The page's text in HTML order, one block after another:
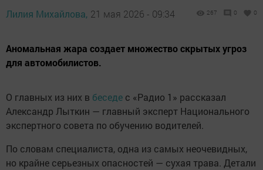
Лилия Михайлова, 21 мая 2026 - 09:34 267 0 0
Аномальная жара создает множество скрытых угроз
для автомобилистов.
О главных из них в беседе с «Радио 1» рассказал
Александр Лыткин — главный эксперт Национального
экспертного совета по обучению водителей.
По словам специалиста, одна из самых неочевидных,
но крайне серьезных опасностей — сухая трава. Детали